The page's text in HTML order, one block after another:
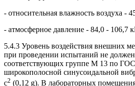
- относительная влажность воздуха -
- атмосферное давление - 84,0 - 106,7
5.4.3 Уровень воздействия внешних
при проведении испытаний не
соответствующих группе М 13 по
широкополосной синусоидальной
с2 (0,12 g). В лабораторных